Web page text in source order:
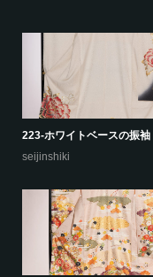
223-ホワイトベースの振袖
seijinshiki